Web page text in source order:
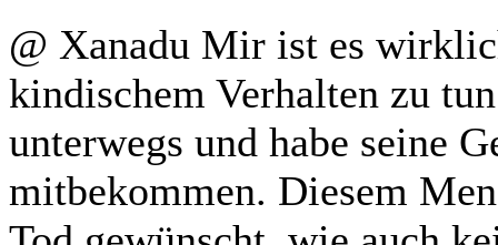
@ Xanadu Mir ist es
kindischem Verhalten zu
unterwegs und habe seine
mitbekommen. Diesem